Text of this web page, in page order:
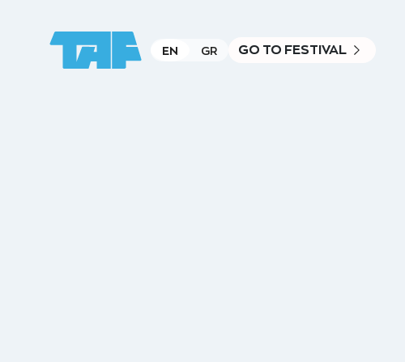
EN GR GO TO FESTIVAL